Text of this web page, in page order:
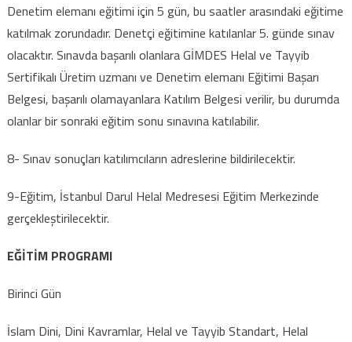
Denetim elemanı eğitimi için 5 gün, bu saatler arasındaki eğitime
katılmak zorundadır. Denetçi eğitimine katılanlar 5. günde sınav
olacaktır. Sınavda başarılı olanlara GİMDES Helal ve Tayyib
Sertifikalı Üretim uzmanı ve Denetim elemanı Eğitimi Başarı
Belgesi, başarılı olamayanlara Katılım Belgesi verilir, bu durumda
olanlar bir sonraki eğitim sonu sınavına katılabilir.
8- Sınav sonuçları katılımcıların adreslerine bildirilecektir.
9-Eğitim, İstanbul Darul Helal Medresesi Eğitim Merkezinde
gerçekleştirilecektir.
EĞİTİM PROGRAMI
Birinci Gün
İslam Dini, Dini Kavramlar, Helal ve Tayyib Standart, Helal